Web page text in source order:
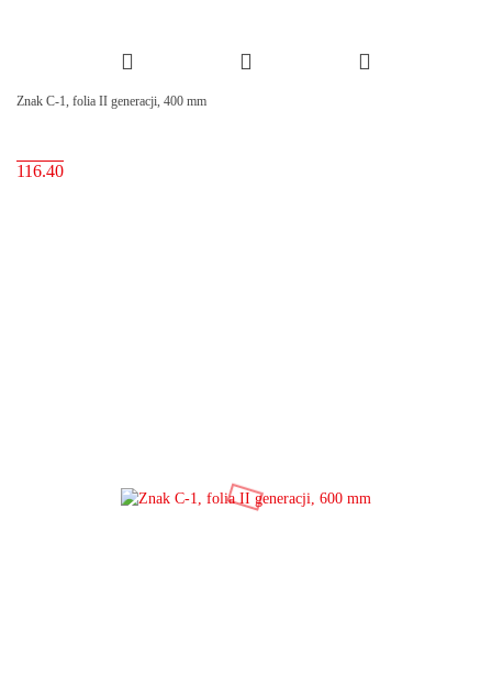
Znak C-1, folia II generacji, 400 mm
116.40